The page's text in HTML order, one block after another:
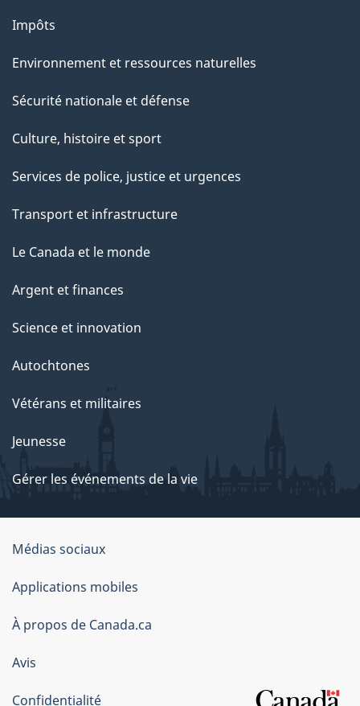
Impôts
Environnement et ressources naturelles
Sécurité nationale et défense
Culture, histoire et sport
Services de police, justice et urgences
Transport et infrastructure
Le Canada et le monde
Argent et finances
Science et innovation
Autochtones
Vétérans et militaires
Jeunesse
Gérer les événements de la vie
Organisation
du
gouvernement
du
Canada
Médias sociaux
Applications mobiles
À propos de Canada.ca
Avis
Confidentialité